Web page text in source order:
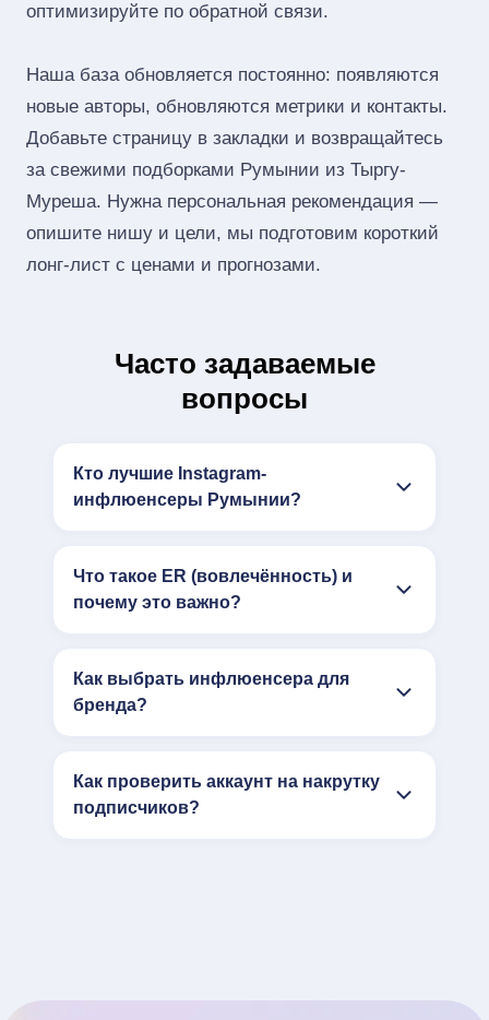
оптимизируйте по обратной связи.
Наша база обновляется постоянно: появляются
новые авторы, обновляются метрики и контакты.
Добавьте страницу в закладки и возвращайтесь
за свежими подборками Румынии из Тыргу-
Муреша. Нужна персональная рекомендация —
опишите нишу и цели, мы подготовим короткий
лонг‑лист с ценами и прогнозами.
Часто задаваемые
вопросы
Кто лучшие Instagram-
инфлюенсеры Румынии?
Что такое ER (вовлечённость) и
почему это важно?
Как выбрать инфлюенсера для
бренда?
Как проверить аккаунт на накрутку
подписчиков?